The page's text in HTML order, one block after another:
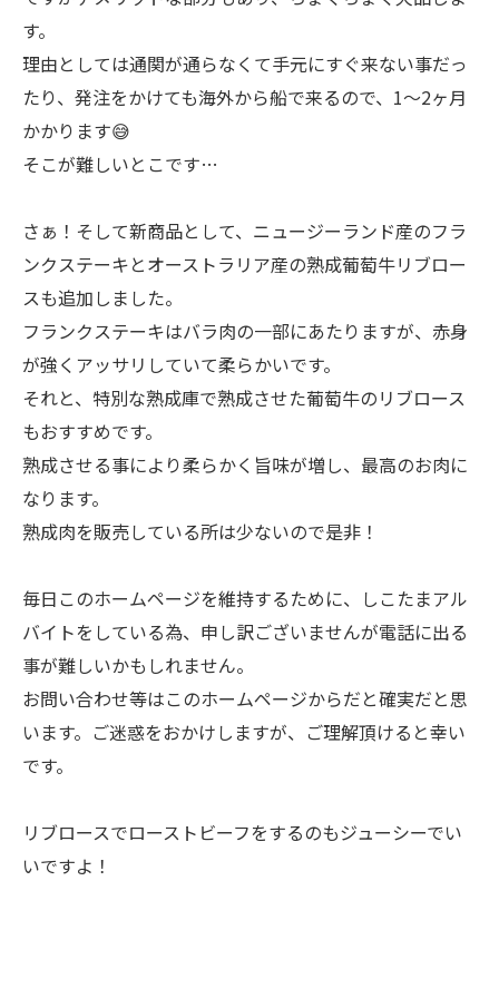
す。
理由としては通関が通らなくて手元にすぐ来ない事だっ
たり、発注をかけても海外から船で来るので、1〜2ヶ月
かかります😅
そこが難しいとこです…
さぁ！そして新商品として、ニュージーランド産のフラ
ンクステーキとオーストラリア産の熟成葡萄牛リブロー
スも追加しました。
フランクステーキはバラ肉の一部にあたりますが、赤身
が強くアッサリしていて柔らかいです。
それと、特別な熟成庫で熟成させた葡萄牛のリブロース
もおすすめです。
熟成させる事により柔らかく旨味が増し、最高のお肉に
なります。
熟成肉を販売している所は少ないので是非！
毎日このホームページを維持するために、しこたまアル
バイトをしている為、申し訳ございませんが電話に出る
事が難しいかもしれません。
お問い合わせ等はこのホームページからだと確実だと思
います。ご迷惑をおかけしますが、ご理解頂けると幸い
です。
リブロースでローストビーフをするのもジューシーでい
いですよ！